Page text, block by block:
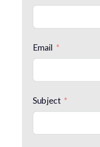
Email
Subject